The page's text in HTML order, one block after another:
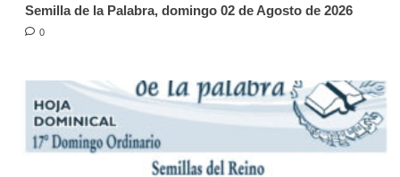
Semilla de la Palabra, domingo 02 de Agosto de 2026
0